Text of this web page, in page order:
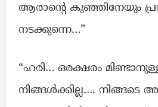
ആരാന്റെ കുഞ്ഞിനേയും
നടക്കുന്നെ…”
“ഹരി… ഒരക്ഷരം
നിങ്ങൾക്കില്ല….